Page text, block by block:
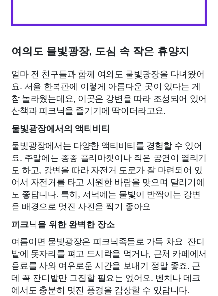
여의도 물빛광장, 도심 속 작은 휴양지
얼마 전 친구들과 함께 여의도 물빛광장을 다녀왔어
요. 서울 한복판에 이렇게 아름다운 곳이 있다는 게
참 놀라웠는데요, 이곳은 강변을 따라 조성되어 있어
산책과 피크닉을 즐기기에 딱이더라고요.
물빛광장에서의 액티비티
물빛광장에서는 다양한 액티비티를 경험할 수 있어
요. 주말에는 종종 플리마켓이나 작은 공연이 열리기
도 하고, 강변을 따라 자전거 도로가 잘 마련되어 있
어서 자전거를 타고 시원한 바람을 맞으며 달리기에
도 좋답니다. 특히, 저녁에는 물빛이 반짝이는 강변
을 배경으로 멋진 사진을 찍기 좋아요.
피크닉을 위한 완벽한 장소
여름이면 물빛광장은 피크닉족들로 가득 차요. 잔디
밭에 돗자리를 펴고 도시락을 먹거나, 근처 카페에서
음료를 사와 여유로운 시간을 보내기 정말 좋죠. 근
데 꼭 잔디밭만 고집할 필요는 없어요. 벤치나 데크
에서도 충분히 멋진 풍경을 감상할 수 있답니다.